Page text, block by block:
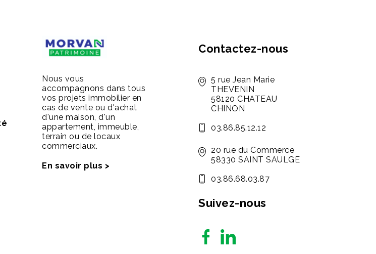
Nous vous
accompagnons dans tous
vos projets immobilier en
cas de vente ou d'achat
d'une maison, d'un
appartement, immeuble,
terrain ou de locaux
commerciaux.
En savoir plus >
Contactez-nous
5 rue Jean Marie
THEVENIN
58120 CHATEAU
CHINON
03.86.85.12.12
20 rue du Commerce
58330 SAINT SAULGE
03.86.68.03.87
Suivez-nous